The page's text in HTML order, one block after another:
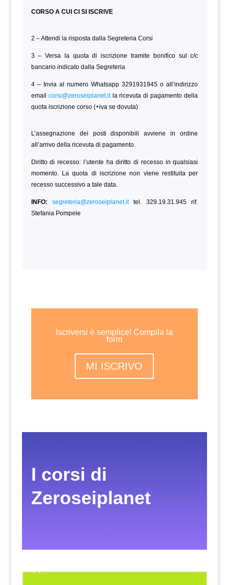
CORSO A CUI CI SI ISCRIVE
2 – Attendi la risposta dalla Segreteria Corsi
3 – Versa la quota di iscrizione tramite bonifico sul c/c
bancario indicato dalla Segreteria
4 – Invia al numero Whatsapp 3291931945 o all’indirizzo
email corsi@zeroseiplanet.itla ricevuta di pagamento della
quota iscrizione corso (+iva se dovuta)
L’assegnazione dei posti disponibili avviene in ordine
all’arrivo della ricevuta di pagamento.
Diritto di recesso: l’utente ha diritto di recesso in qualsiasi
momento. La quota di iscrizione non viene restituita per
recesso successivo a tale data.
INFO: segreteria@zeroseiplanet.ittel. 329.19.31.945 rif.
Stefania Pompele
Iscriversi è semplice! Compila la
form
MI ISCRIVO
I corsi di
Zeroseiplanet